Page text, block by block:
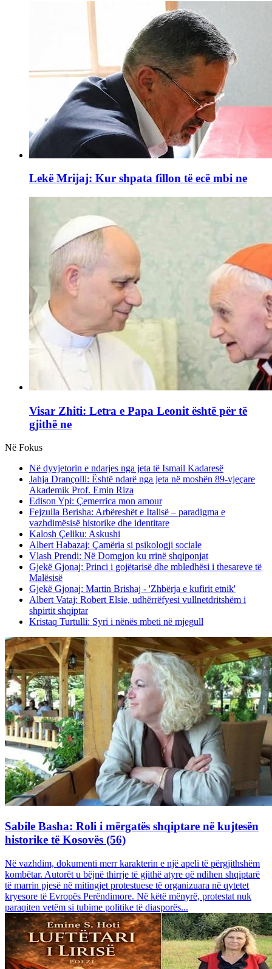
Lekë Mrijaj: Kur shpata fillon të ecë mbi ne
Visar Zhiti: Letra e Papa Leonit është për të
gjithë ne
Në Fokus
Në dyvjetorin e ndarjes nga jeta të Ismail Kadaresë
Jahja Drançolli: Është ndarë nga jeta në moshën 89-vjeçare
Akademik Prof. Emin Riza
Edison Ypi: Çemerrica mon amour
Fejzulla Berisha: Arbëreshët e Italisë – paradigma e
vazhdimësisë historike dhe identitare
Kalosh Çeliku: Askushi
Albert Habazaj: Çamëria si psikologji sociale
Vlash Prendi: Në Domgjon ku rrinë shqiponjat
Gjekë Gjonaj: Princi i gojëtarisë dhe mbledhësi i thesareve të
Malësisë
Gjekë Gjonaj: Martin Brishaj - 'Zhbërja e kufirit etnik'
Albert Vataj: Robert Elsie, udhërrëfyesi vullnetdritshëm i
shpirtit shqiptar
Kristaq Turtulli: Syri i nënës mbeti në mjegull
Sabile Basha: Roli i mërgatës shqiptare në kujtesën
historike të Kosovës (56)
Në vazhdim, dokumenti merr karakterin e një apeli të përgjithshëm
kombëtar. Autorët u bëjnë thirrje të gjithë atyre që ndihen shqiptarë
të marrin pjesë në mitingjet protestuese të organizuara në qytetet
kryesore të Evropës Perëndimore. Në këtë mënyrë, protestat nuk
paraqiten vetëm si tubime politike të diasporës...